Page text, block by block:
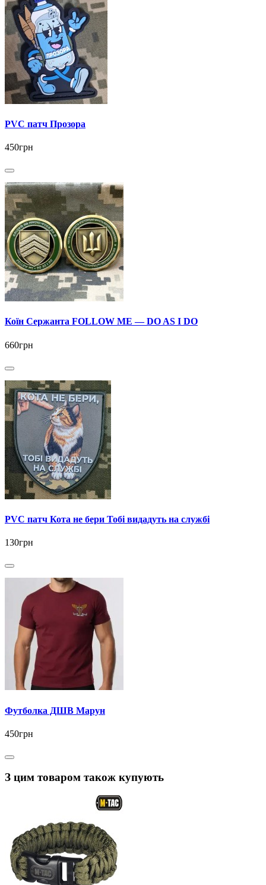
PVC патч Прозора
450грн
Коїн Сержанта FOLLOW ME — DO AS I DO
660грн
PVC патч Кота не бери Тобі видадуть на службі
130грн
Футболка ДШВ Марун
450грн
З цим товаром також купують